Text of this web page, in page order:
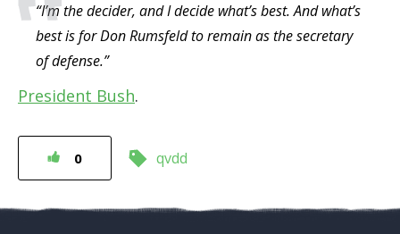
“I’m the decider, and I decide what’s best. And what’s
best is for Don Rumsfeld to remain as the secretary
of defense.”
President Bush.
0 qvdd